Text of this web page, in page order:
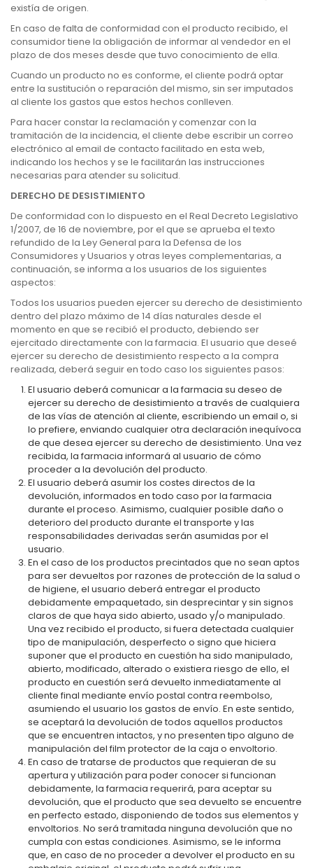
existía de origen.
En caso de falta de conformidad con el producto recibido, el
consumidor tiene la obligación de informar al vendedor en el
plazo de dos meses desde que tuvo conocimiento de ella.
Cuando un producto no es conforme, el cliente podrá optar
entre la sustitución o reparación del mismo, sin ser imputados
al cliente los gastos que estos hechos conlleven.
Para hacer constar la reclamación y comenzar con la
tramitación de la incidencia, el cliente debe escribir un correo
electrónico al email de contacto facilitado en esta web,
indicando los hechos y se le facilitarán las instrucciones
necesarias para atender su solicitud.
DERECHO DE DESISTIMIENTO
De conformidad con lo dispuesto en el Real Decreto Legislativo
1/2007, de 16 de noviembre, por el que se aprueba el texto
refundido de la Ley General para la Defensa de los
Consumidores y Usuarios y otras leyes complementarias, a
continuación, se informa a los usuarios de los siguientes
aspectos:
Todos los usuarios pueden ejercer su derecho de desistimiento
dentro del plazo máximo de 14 días naturales desde el
momento en que se recibió el producto, debiendo ser
ejercitado directamente con la farmacia. El usuario que deseé
ejercer su derecho de desistimiento respecto a la compra
realizada, deberá seguir en todo caso los siguientes pasos:
El usuario deberá comunicar a la farmacia su deseo de
ejercer su derecho de desistimiento a través de cualquiera
de las vías de atención al cliente, escribiendo un email o, si
lo prefiere, enviando cualquier otra declaración inequívoca
de que desea ejercer su derecho de desistimiento. Una vez
recibida, la farmacia informará al usuario de cómo
proceder a la devolución del producto.
El usuario deberá asumir los costes directos de la
devolución, informados en todo caso por la farmacia
durante el proceso. Asimismo, cualquier posible daño o
deterioro del producto durante el transporte y las
responsabilidades derivadas serán asumidas por el
usuario.
En el caso de los productos precintados que no sean aptos
para ser devueltos por razones de protección de la salud o
de higiene, el usuario deberá entregar el producto
debidamente empaquetado, sin desprecintar y sin signos
claros de que haya sido abierto, usado y/o manipulado.
Una vez recibido el producto, si fuera detectada cualquier
tipo de manipulación, desperfecto o signo que hiciera
suponer que el producto en cuestión ha sido manipulado,
abierto, modificado, alterado o existiera riesgo de ello, el
producto en cuestión será devuelto inmediatamente al
cliente final mediante envío postal contra reembolso,
asumiendo el usuario los gastos de envío. En este sentido,
se aceptará la devolución de todos aquellos productos
que se encuentren intactos, y no presenten tipo alguno de
manipulación del film protector de la caja o envoltorio.
En caso de tratarse de productos que requieran de su
apertura y utilización para poder conocer si funcionan
debidamente, la farmacia requerirá, para aceptar su
devolución, que el producto que sea devuelto se encuentre
en perfecto estado, disponiendo de todos sus elementos y
envoltorios. No será tramitada ninguna devolución que no
cumpla con estas condiciones. Asimismo, se le informa
que, en caso de no proceder a devolver el producto en su